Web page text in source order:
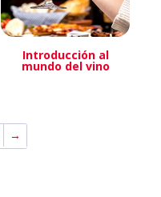
Introducción al
mundo del vino
→